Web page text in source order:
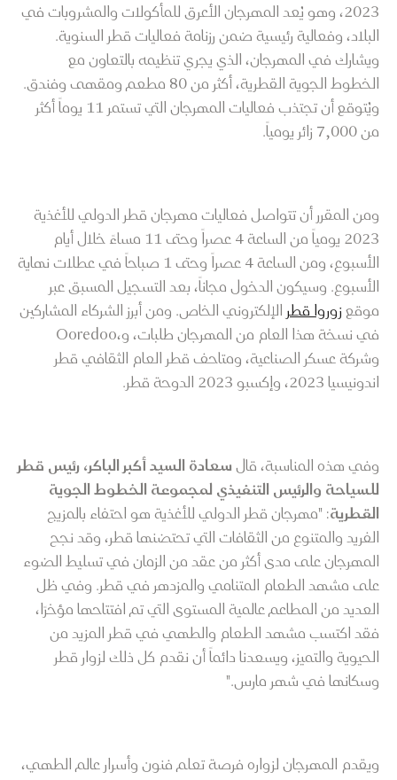
2023، وهو يُعد المهرجان الأعرق للمأكولات والمشروبات في
البلاد، وفعالية رئيسية ضمن رزنامة فعاليات قطر السنوية.
ويشارك في المهرجان، الذي يجري تنظيمه بالتعاون مع
الخطوط الجوية القطرية، أكثر من 80 مطعم ومقهى وفندق.
ويُتوقع أن تجتذب فعاليات المهرجان التي تستمر 11 يوماً أكثر
من 7,000 زائر يومياً.
ومن المقرر أن تتواصل فعاليات مهرجان قطر الدولي للأغذية
2023 يومياً من الساعة 4 عصراً وحتى 11 مساءً خلال أيام
الأسبوع، ومن الساعة 4 عصراً وحتى 1 صباحاً في عطلات نهاية
الأسبوع. وسيكون الدخول مجاناً، بعد التسجيل المسبق عبر
موقع زوروا قطر الإلكتروني الخاص. ومن أبرز الشركاء المشاركين
في نسخة هذا العام من المهرجان طلبات، و،Ooredoo
وشركة عسكر الصناعية، ومتاحف قطر العام الثقافي قطر
اندونيسيا 2023، وإكسبو 2023 الدوحة قطر.
وفي هذه المناسبة، قال سعادة السيد أكبر الباكر، رئيس قطر
للسياحة والرئيس التنفيذي لمجموعة الخطوط الجوية
القطرية: "مهرجان قطر الدولي للأغذية هو احتفاء بالمزيج
الفريد والمتنوع من الثقافات التي تحتضنها قطر، وقد نجح
المهرجان على مدى أكثر من عقد من الزمان في تسليط الضوء
على مشهد الطعام المتنامي والمزدهر في قطر. وفي ظل
العديد من المطاعم عالمية المستوى التي تم افتتاحها مؤخرًا،
فقد اكتسب مشهد الطعام والطهي في قطر المزيد من
الحيوية والتميز، ويسعدنا دائماً أن نقدم كل ذلك لزوار قطر
وسكانها في شهر مارس."
ويقدم المهرجان لزواره فرصة تعلم فنون وأسرار عالم الطهي،